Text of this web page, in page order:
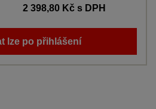
2 398,80 Kčs DPH
lze po přihlášení